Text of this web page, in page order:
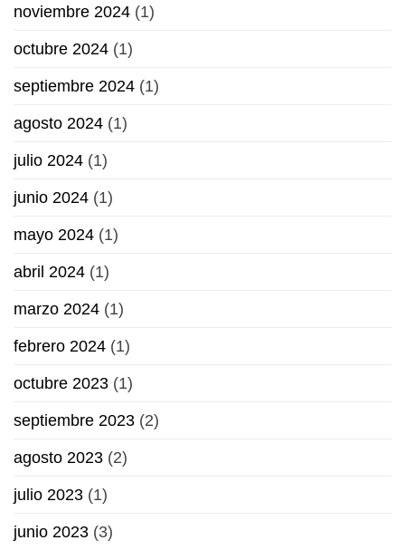
noviembre 2024 (1)
octubre 2024 (1)
septiembre 2024 (1)
agosto 2024 (1)
julio 2024 (1)
junio 2024 (1)
mayo 2024 (1)
abril 2024 (1)
marzo 2024 (1)
febrero 2024 (1)
octubre 2023 (1)
septiembre 2023 (2)
agosto 2023 (2)
julio 2023 (1)
junio 2023 (3)